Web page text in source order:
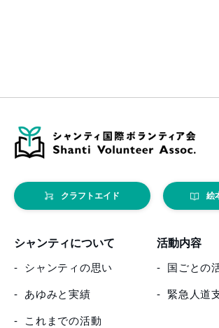
クラフトエイド 絵
シャンティについて
シャンティの思い
あゆみと実績
これまでの活動
活動内容
国ごとの
緊急人道